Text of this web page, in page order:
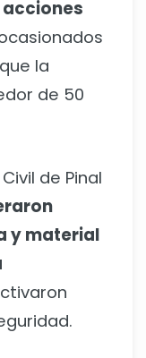
la
de 50
de Pinal
y material